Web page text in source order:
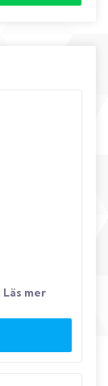
Läs mer